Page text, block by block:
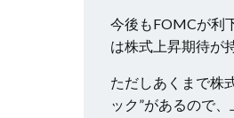
今後もFOMCが利
は株式上昇期待が
ただしあくまで株
ック”があるので